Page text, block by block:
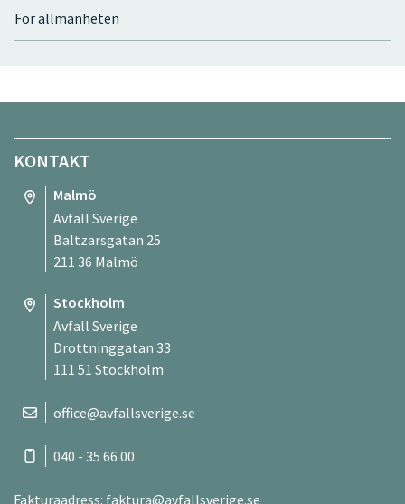
För allmänheten
KONTAKT
Malmö
Avfall Sverige
Baltzarsgatan 25
211 36 Malmö
Stockholm
Avfall Sverige
Drottninggatan 33
111 51 Stockholm
office@avfallsverige.se
040 - 35 66 00
Fakturaadress: faktura@avfallsverige.se